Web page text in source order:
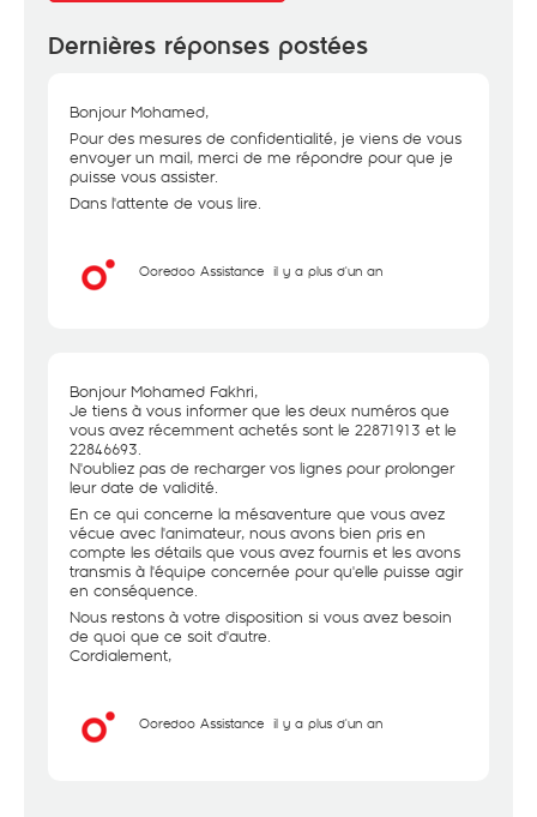
Dernières réponses postées
Bonjour Mohamed,
Pour des mesures de confidentialité, je viens de vous
envoyer un mail, merci de me répondre pour que je
puisse vous assister.
Dans l'attente de vous lire.
Ooredoo Assistance il y a plus d'un an
Bonjour Mohamed Fakhri,
Je tiens à vous informer que les deux numéros que
vous avez récemment achetés sont le 22871913 et le
22846693.
N'oubliez pas de recharger vos lignes pour prolonger
leur date de validité.
En ce qui concerne la mésaventure que vous avez
vécue avec l'animateur, nous avons bien pris en
compte les détails que vous avez fournis et les avons
transmis à l'équipe concernée pour qu'elle puisse agir
en conséquence.
Nous restons à votre disposition si vous avez besoin
de quoi que ce soit d'autre.
Cordialement,
Ooredoo Assistance il y a plus d'un an